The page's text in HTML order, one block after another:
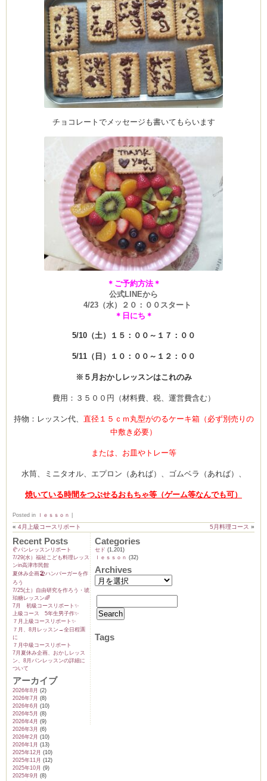
by CEDO)
チョコレートでメッセージも書いてもらいます
＊ご予約方法＊
公式LINEから
4/23（水）２０：００スタート
＊日にち＊
5/10（土）１５：００～１７：００
5/11（日）１０：００～１２：００
※５月おかしレッスンはこれのみ
費用：３５００円（材料費、税、運営費含む）
持物：レッスン代、 直径１５ｃｍ丸型がのるケーキ箱（必ず別売りの
中敷き必要）
または、お皿やトレー等
水筒、ミニタオル、エプロン（あれば）、ゴムベラ（あれば）、
焼いている時間をつぶせるおもちゃ等（ゲーム等なんでも可）
Posted in ｌｅｓｓｏｎ
« 4月上級コースリポート 5月料理コース »
Recent Posts
🥐パンレッスンリポート
7/29(水）福祉こども料理レッス
ンin高津市民館
夏休み企画🏖️ハンバーガーを作
ろう
7/25(土）自由研究を作ろう・琥
珀糖レッスン🌈
7月 初級コースリポート✨️
上級コース 5年生男子作✨️
７月上級コースリポート✨️
７月、8月レッスン→全日程🈵
に
７月中級コースリポート
7月夏休み企画、おかしレッス
ン、8月パンレッスンの詳細に
ついて
アーカイブ
2026年8月 (2)
2026年7月 (8)
2026年6月 (10)
2026年5月 (8)
2026年4月 (9)
2026年3月 (6)
2026年2月 (10)
2026年1月 (13)
2025年12月 (10)
2025年11月 (12)
2025年10月 (9)
2025年9月 (8)
Categories
セド (1,201)
ｌｅｓｓｏｎ (32)
Archives
Tags